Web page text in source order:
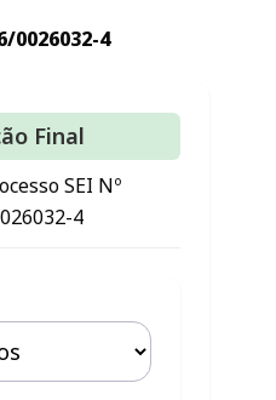
0026032-4
Final
SEI Nº
4